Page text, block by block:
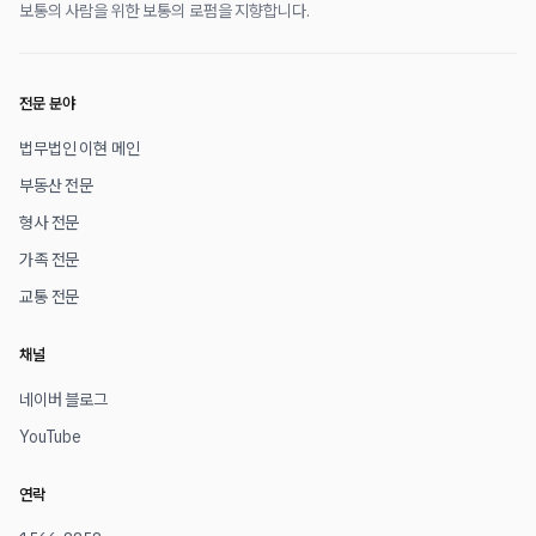
보통의 사람을 위한 보통의 로펌을 지향합니다.
전문 분야
법무법인 이현 메인
부동산 전문
형사 전문
가족 전문
교통 전문
채널
네이버 블로그
YouTube
연락